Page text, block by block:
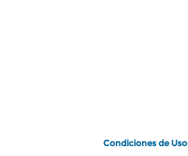
Condiciones de Uso